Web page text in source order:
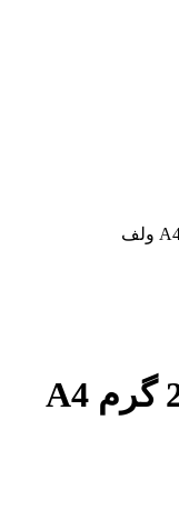
کاغذ سافت سیلک 260 گرم A4